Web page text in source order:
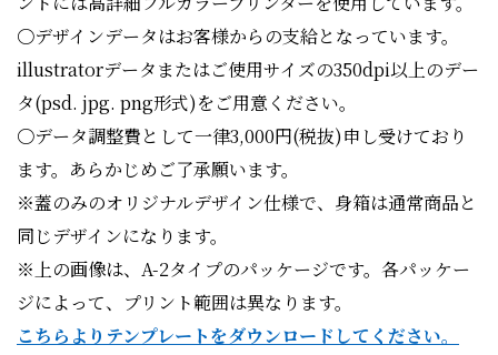
〇デザインデータはお客様からの支給となっています。
illustratorデータまたはご使用サイズの350dpi以上のデー
タ(psd. jpg. png形式)をご用意ください。
〇データ調整費として一律3,000円(税抜)申し受けており
ます。あらかじめご了承願います。
※蓋のみのオリジナルデザイン仕様で、身箱は通常商品と
同じデザインになります。
※上の画像は、A-2タイプのパッケージです。各パッケー
ジによって、プリント範囲は異なります。
こちらよりテンプレートをダウンロードしてください。